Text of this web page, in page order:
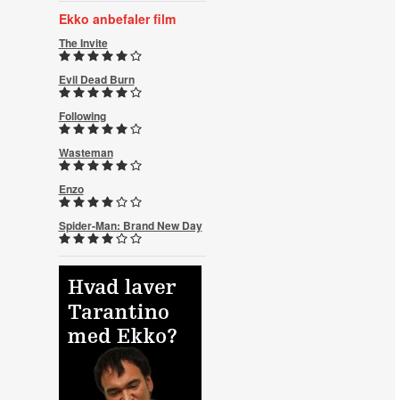
Ekko anbefaler film
The Invite
Evil Dead Burn
Following
Wasteman
Enzo
Spider-Man: Brand New Day